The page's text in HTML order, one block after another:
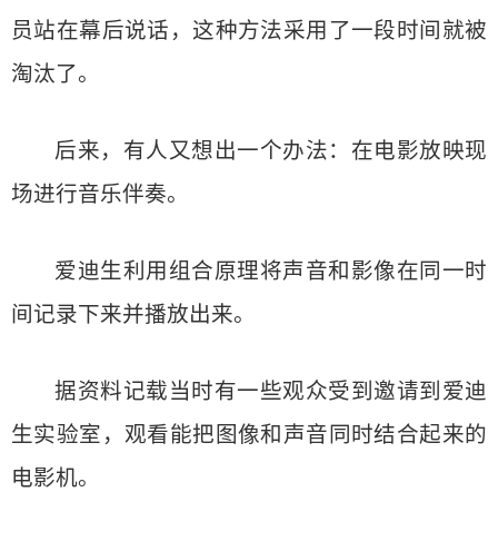
员站在幕后说话，这种方法采用了一段时间就被
淘汰了。
后来，有人又想出一个办法：在电影放映现
场进行音乐伴奏。
爱迪生利用组合原理将声音和影像在同一时
间记录下来并播放出来。
据资料记载当时有一些观众受到邀请到爱迪
生实验室，观看能把图像和声音同时结合起来的
电影机。